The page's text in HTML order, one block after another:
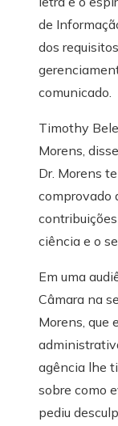
de
dos
comunicado.
Timothy
Morens,
Dr. Morens
comprovado
ciência e o
Em uma
Câmara na
Morens, que
agência lhe
sobre como
pediu